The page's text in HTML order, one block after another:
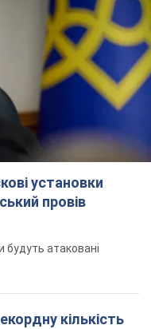
установки
провів
атаковані
кількість